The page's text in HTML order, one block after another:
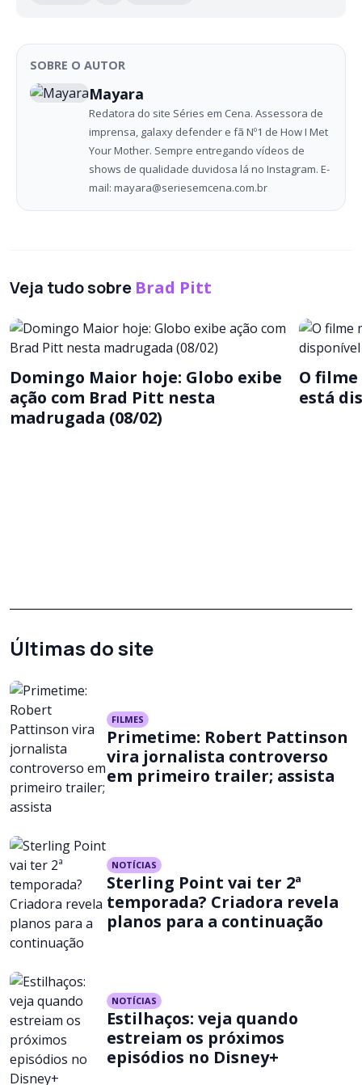
SOBRE O AUTOR
Mayara
Redatora do site Séries em Cena. Assessora de
imprensa, galaxy defender e fã Nº1 de How I Met
Your Mother. Sempre entregando vídeos de
shows de qualidade duvidosa lá no Instagram. E-
mail: mayara@seriesemcena.com.br
Veja tudo sobre Brad Pitt
Domingo Maior hoje: Globo exibe
ação com Brad Pitt nesta
madrugada (08/02)
O
está
Últimas do site
FILMES
Primetime: Robert Pattinson
vira jornalista controverso
em primeiro trailer; assista
NOTÍCIAS
Sterling Point vai ter 2ª
temporada? Criadora revela
planos para a continuação
NOTÍCIAS
Estilhaços: veja quando
estreiam os próximos
episódios no Disney+